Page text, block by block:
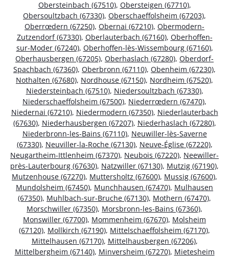
Obersteinbach (67510), Obersteigen (67710),
Obersoultzbach (67330), Oberschaeffolsheim (67203),
Oberrœdern (67250), Obernai (67210), Obermodern-
Zutzendorf (67330), Oberlauterbach (67160), Oberhoffen-
sur-Moder (67240), Oberhoffen-lès-Wissembourg (67160),
Oberhausbergen (67205), Oberhaslach (67280), Oberdorf-
Spachbach (67360), Oberbronn (67110), Obenheim (67230),
Nothalten (67680), Nordhouse (67150), Nordheim (67520),
Niedersteinbach (67510), Niedersoultzbach (67330),
Niederschaeffolsheim (67500), Niederrœdern (67470),
Niedernai (67210), Niedermodern (67350), Niederlauterbach
(67630), Niederhausbergen (67207), Niederhaslach (67280),
Niederbronn-les-Bains (67110), Neuwiller-lès-Saverne
(67330), Neuviller-la-Roche (67130), Neuve-Église (67220),
Neugartheim-Ittlenheim (67370), Neubois (67220), Neewiller-
près-Lauterbourg (67630), Natzwiller (67130), Mutzig (67190),
Mutzenhouse (67270), Muttersholtz (67600), Mussig (67600),
Mundolsheim (67450), Munchhausen (67470), Mulhausen
(67350), Muhlbach-sur-Bruche (67130), Mothern (67470),
Morschwiller (67350), Morsbronn-les-Bains (67360),
Monswiller (67700), Mommenheim (67670), Molsheim
(67120), Mollkirch (67190), Mittelschaeffolsheim (67170),
Mittelhausen (67170), Mittelhausbergen (67206),
Mittelbergheim (67140), Minversheim (67270), Mietesheim